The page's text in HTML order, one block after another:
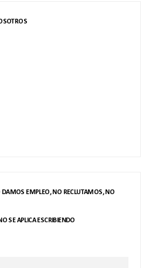
DAMOS EMPLEO, NO RECLUTAMOS, NO
SE APLICA ESCRIBIENDO